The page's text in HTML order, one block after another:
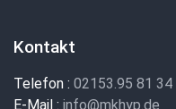
Kontakt
Telefon : 02153.95 81 34
E-Mail : info@mkhyp.de